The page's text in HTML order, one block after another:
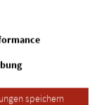
speichern